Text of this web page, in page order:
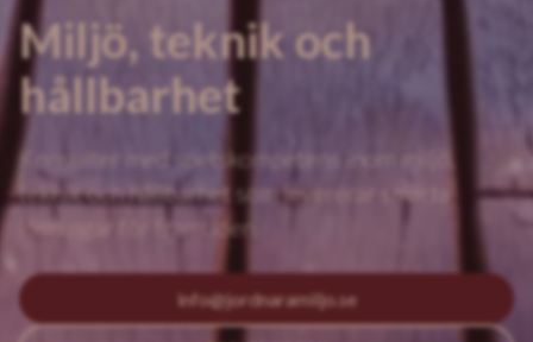
Miljö, teknik och
hållbarhet
Konsulter med spetskompetens inom miljö,
teknik och hållbarhet som levererar smarta
lösningar för framtiden.
info@jordnaramiljo.se